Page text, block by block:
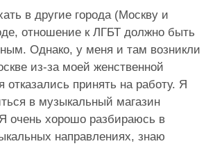
в другие города (Москву и
отношение к ЛГБТ должно быть
Однако, у меня и там возникли
из-за моей женственной
отказались принять на работу. Я
в музыкальный магазин
очень хорошо разбираюсь в
направлениях, знаю